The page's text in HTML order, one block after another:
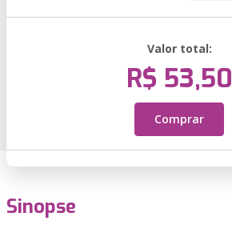
Valor total:
R$ 53,50
Comprar
Sinopse